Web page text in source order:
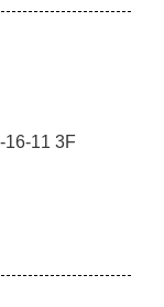
16-11 3F